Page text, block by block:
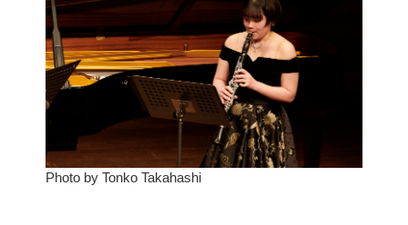
Photo by Tonko Takahashi